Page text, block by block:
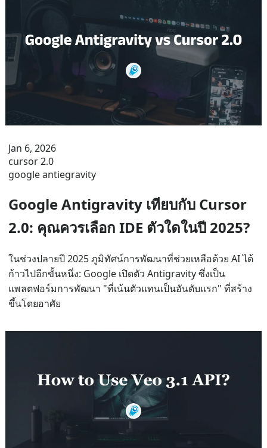
Jan 6, 2026
cursor 2.0
google antiegravity
Google Antigravity เทียบกับ Cursor
2.0: คุณควรเลือก IDE ตัวใดในปี 2025?
ในช่วงปลายปี 2025 ภูมิทัศน์การพัฒนาที่ช่วยเหลือด้วย AI ได้
ก้าวไปอีกขั้นหนึ่ง: Google เปิดตัว Antigravity ซึ่งเป็น
แพลตฟอร์มการพัฒนา "ที่เน้นตัวแทนเป็นอันดับแรก" ที่สร้าง
ขึ้นโดยอาศัย